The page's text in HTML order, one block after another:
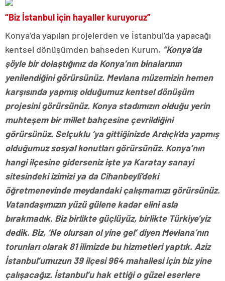
“Biz İstanbul için hayaller kuruyoruz”
Konya’da yapılan projelerden ve İstanbul’da yapacağı
kentsel dönüşümden bahseden Kurum, “Konya’da
şöyle bir dolaştığınız da Konya’nın binalarının
yenilendiğini görürsünüz. Mevlana müzemizin hemen
karşısında yapmış olduğumuz kentsel dönüşüm
projesini görürsünüz. Konya stadımızın olduğu yerin
muhteşem bir millet bahçesine çevrildiğini
görürsünüz. Selçuklu ‘ya gittiğinizde Ardıçlı’da yapmış
olduğumuz sosyal konutları görürsünüz. Konya’nın
hangi ilçesine giderseniz işte ya Karatay sanayi
sitesindeki izimizi ya da Cihanbeyli’deki
öğretmenevinde meydandaki çalışmamızı görürsünüz.
Vatandaşımızın yüzü gülene kadar elini asla
bırakmadık. Biz birlikte güçlüyüz, birlikte Türkiye’yiz
dedik. Biz, ‘Ne olursan ol yine gel’ diyen Mevlana’nın
torunları olarak 81 ilimizde bu hizmetleri yaptık. Aziz
İstanbul’umuzun 39 ilçesi 964 mahallesi için biz yine
çalışacağız. İstanbul’u hak ettiği o güzel eserlere